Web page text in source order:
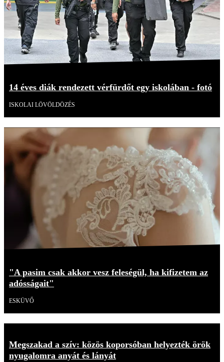
14 éves diák rendezett vérfürdőt egy iskolában - fotó
ISKOLAI LÖVÖLDÖZÉS
"A pasim csak akkor vesz feleségül, ha kifizetem az
adósságait"
ESKÜVŐ
Megszakad a szív: közös koporsóban helyezték örök
nyugalomra anyát és lányát